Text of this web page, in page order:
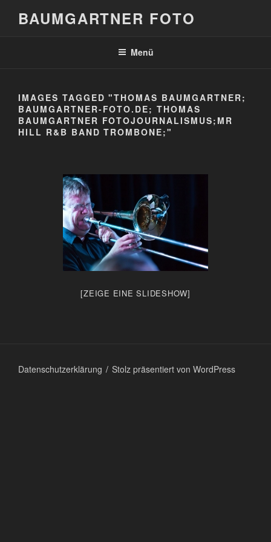
BAUMGARTNER FOTO
Menü
IMAGES TAGGED "THOMAS BAUMGARTNER;
BAUMGARTNER-FOTO.DE; THOMAS
BAUMGARTNER FOTOJOURNALISMUS;MR
HILL R&B BAND TROMBONE;"
[ZEIGE EINE SLIDESHOW]
Datenschutzerklärung Stolz präsentiert von WordPress